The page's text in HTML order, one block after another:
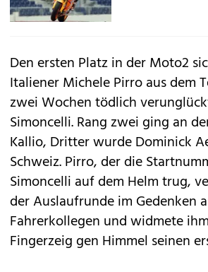
Den ersten Platz in der Moto2
Italiener Michele Pirro aus dem
zwei Wochen tödlich
Simoncelli. Rang zwei ging an
Kallio, Dritter wurde Dominick
Schweiz. Pirro, der die
Simoncelli auf dem Helm trug,
der Auslaufrunde im Gedenken
Fahrerkollegen und widmete
Fingerzeig gen Himmel seinen